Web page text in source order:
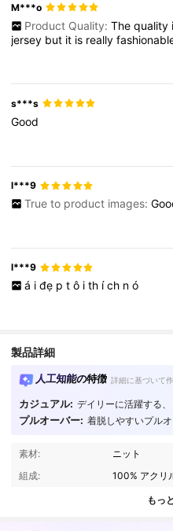
M***o
Product Quality: The quality
jersey but it is really
s***s
Good
l***9
True to product images:
l***9
á i đẹ p t ô i th ích n ó
製品詳細
人工知能の特徴 詳細に基づいて
カジュアル: デイリーに活躍する、
プルオーバー: 着脱しやすいプルオ
素材:
ニット
組成:
100% アクリ
もっ
54K フォロワー